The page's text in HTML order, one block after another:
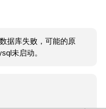
据库失败，可能的原
未启动。